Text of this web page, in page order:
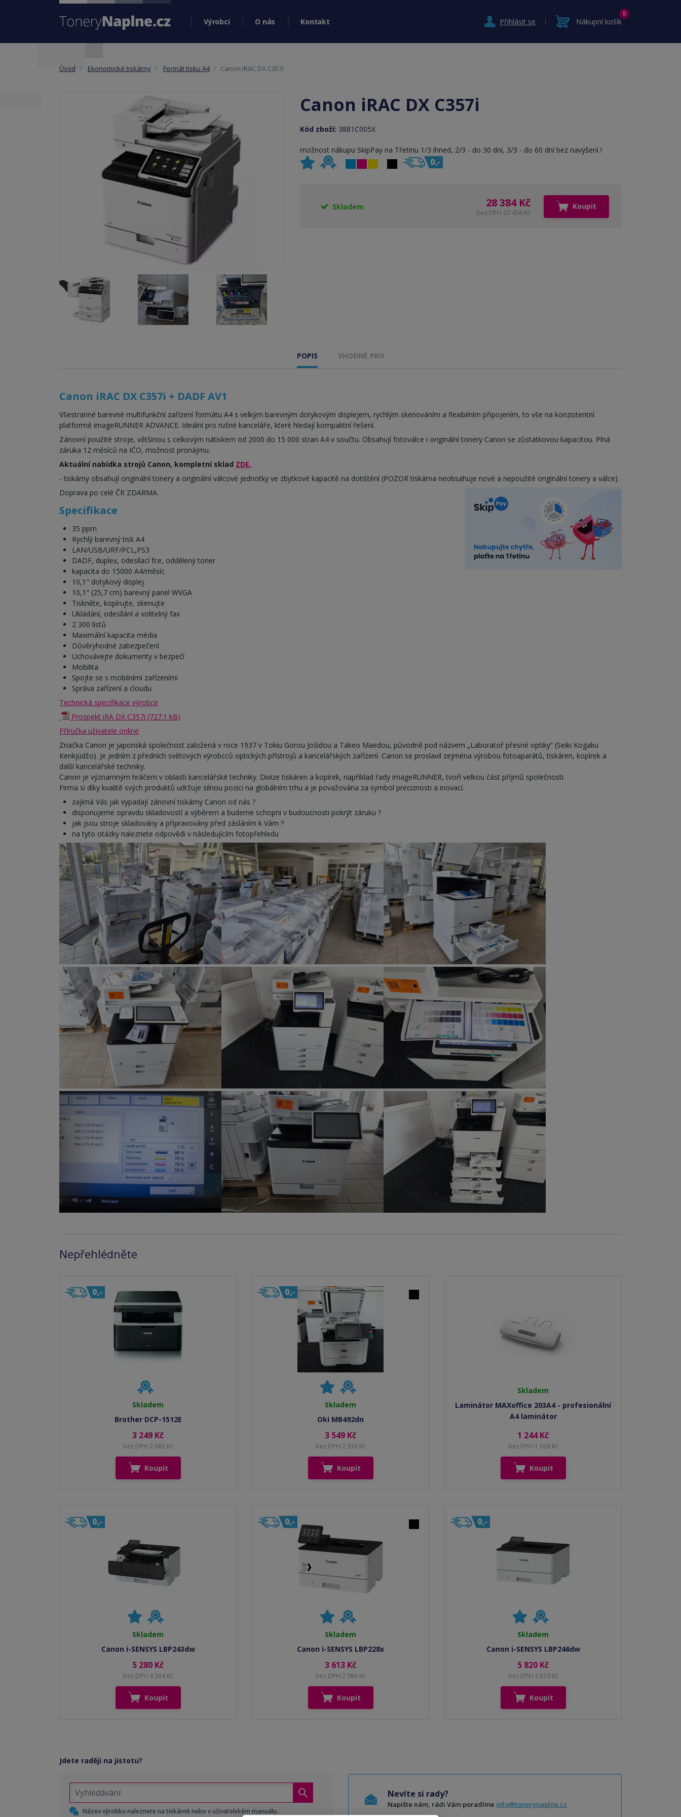
Výrobci O nás Kontakt Přihlásit se Nákupní košík
0
Úvod Ekonomické tiskárny Formát tisku A4 Canon iRAC DX C357i
Canon iRAC DX C357i
Kód zboží: 3881C005X
možnost nákupu SkipPay na Třetinu 1/3 ihned, 2/3 - do 30 dní, 3/3 - do 60 dní bez navýšení !
Skladem 28 384 Kč
bez DPH 23 458 Kč
Koupit
POPIS VHODNÉ PRO
Canon iRAC DX C357i + DADF AV1
Všestranné barevné multifunkční zařízení formátu A4 s velkým barevným dotykovým displejem, rychlým skenováním a flexibilním připojením, to vše na konzistentní
platformě imageRUNNER ADVANCE. Ideální pro rušné kanceláře, které hledají kompaktní řešení.
Zánovní použité stroje, většinou s celkovým nátiskem od 2000 do 15 000 stran A4 v součtu. Obsahují fotoválce i originální tonery Canon se zůstatkovou kapacitou. Plná
záruka 12 měsíců na IĆO, možnost pronájmu.
Aktuální nabídka strojů Canon, kompletní sklad ZDE.
- tiskárny obsahují originální tonery a originální válcové jednotky ve zbytkové kapacitě na dotištění (POZOR tiskárna neobsahuje nové a nepoužité originální tonery a válce)
Doprava po celé ČR ZDARMA.
Specifikace
35 ppm
Rychlý barevný tisk A4
LAN/USB/URF/PCL,PS3
DADF, duplex, odesílací fce, oddělený toner
kapacita do 15000 A4/měsíc
10,1" dotykový displej
10,1" (25,7 cm) barevný panel WVGA
Tiskněte, kopírujte, skenujte
Ukládání, odesílání a volitelný fax
2 300 listů
Maximální kapacita média
Důvěryhodné zabezpečení
Uchovávejte dokumenty v bezpečí
Mobilita
Spojte se s mobilními zařízeními
Správa zařízení a cloudu
Technická specifikace výrobce
Prospekt iRA DX C357i (727.1 kB)
Příručka uživatele online
Značka Canon je japonská společnost založená v roce 1937 v Tokiu Gorou Jošidou a Takeo Maedou, původně pod názvem „Laboratoř přesné optiky“ (Seiki Kogaku
Kenkjúdžo). Je jedním z předních světových výrobcců optických přístrojů a kancelářských zařízení. Canon se proslavil zejména výrobou fotoaparátů, tiskáren, kopírek a
další kancelářské techniky.
Canon je významným hráčem v oblasti kancelářské techniky. Divize tiskáren a kopírek, například řady imageRUNNER, tvoří velkou část příjmů společnosti.
Firma si díky kvalitě svých produktů udržuje silnou pozici na globálním trhu a je považována za symbol preciznosti a inovací.
zajímá Vás jak vypadají zánovní tiskárny Canon od nás ?
disponujeme opravdu skladovostí a výběrem a budeme schopni v budoucnosti pokrýt záruku ?
jak jsou stroje skladovány a připravovány před zásláním k Vám ?
na tyto otázky naleznete odpovědi v následujícím fotopřehledu
Nepřehlédněte
Skladem
Brother DCP-1512E
3 249 Kč
bez DPH 2 685 Kč
Koupit
Skladem
Oki MB492dn
3 549 Kč
bez DPH 2 933 Kč
Koupit
Skladem
Laminátor MAXoffice 203A4 - profesionální
A4 laminátor
1 244 Kč
bez DPH 1 028 Kč
Koupit
Skladem
Canon i-SENSYS LBP243dw
5 280 Kč
bez DPH 4 364 Kč
Koupit
Skladem
Canon i-SENSYS LBP228x
3 613 Kč
bez DPH 2 986 Kč
Koupit
Skladem
Canon i-SENSYS LBP246dw
5 820 Kč
bez DPH 4 810 Kč
Koupit
Jdete raději na jistotu?
Název výrobku naleznete na tiskárně nebo v uživatelském manuálu.
Nevíte si rady?
Napište nám, rádi Vám poradíme info@tonerynaplne.cz